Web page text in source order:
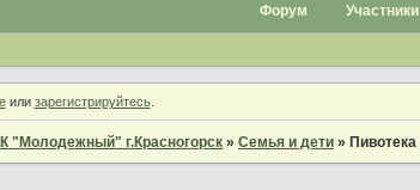
Форум Участники
или зарегистрируйтесь.
"Молодежный" г.Красногорск »Семья и дети » Пивотека